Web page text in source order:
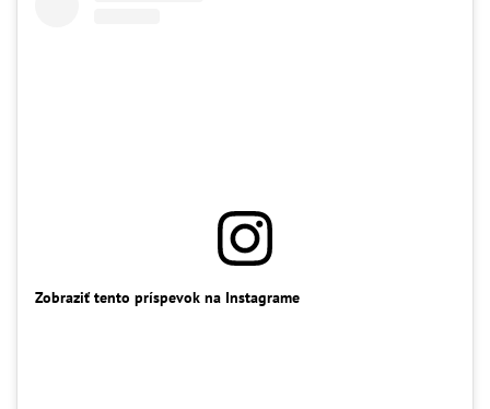
Zobraziť tento príspevok na Instagrame